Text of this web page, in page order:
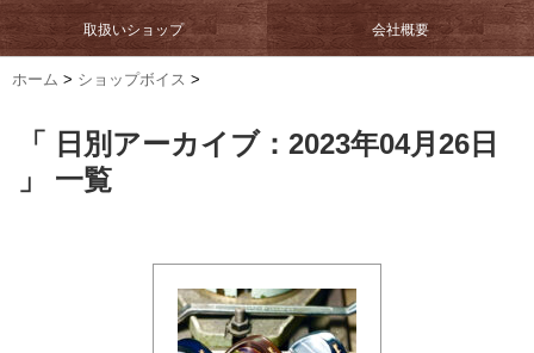
取扱いショップ 会社概要
ホーム > ショップボイス >
「 日別アーカイブ：2023年04月26日
」 一覧